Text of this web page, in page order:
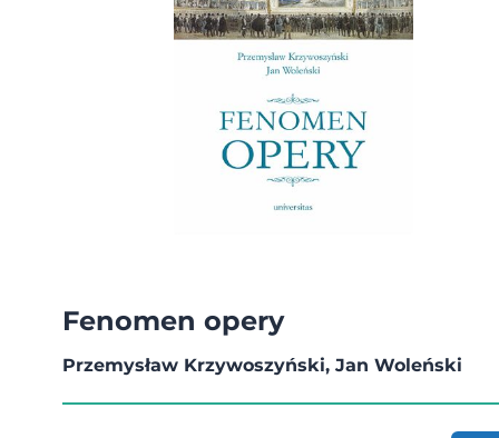
Fenomen opery
Przemysław Krzywoszyński, Jan Woleński